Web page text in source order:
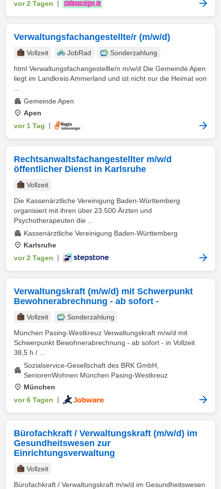
vor 2 Tagen
Verwaltungsfachangestellte/r (m/w/d)
Vollzeit JobRad
Sonderzahlung
html Verwaltungsfachangestellte/n m/w/d Die Gemeinde Apen
liegt im Landkreis Ammerland und ist nicht nur die Heimat von
Gemeinde Apen
Apen
vor 1 Tag
Rechtsanwaltsfachangestellter m/w/d
öffentlicher Dienst in Karlsruhe
Vollzeit
Die Kassenärztliche Vereinigung Baden-Württemberg
organisiert mit ihren über 23.500 Ärzten und
Psychotherapeuten die ...
Kassenärztliche Vereinigung Baden-Württemberg
Karlsruhe
vor 2 Tagen
Verwaltungskraft (m/w/d) mit Schwerpunkt
Bewohnerabrechnung - ab sofort -
Vollzeit
Sonderzahlung
München Pasing-Westkreuz Verwaltungskraft m/w/d mit
Schwerpunkt Bewohnerabrechnung - ab sofort - in Vollzeit
38,5 h / ...
Sozialservice-Gesellschaft des BRK GmbH,
SeniorenWohnen München Pasing-Westkreuz
München
vor 6 Tagen
Bürofachkraft / Verwaltungskraft (m/w/d) im
Gesundheitswesen zur
Einrichtungsverwaltung
Vollzeit
Bürofachkraft / Verwaltungskraft m/w/d im Gesundheitswesen